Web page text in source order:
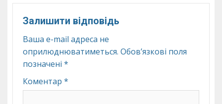
Залишити відповідь
Ваша e-mail адреса не
оприлюднюватиметься. Обов’язкові поля
позначені *
Коментар *